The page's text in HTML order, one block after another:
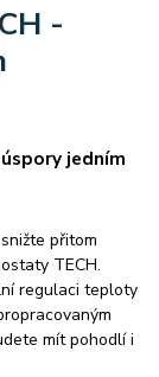
-
jedním
přitom
TECH.
regulaci teploty
mít pohodlí i